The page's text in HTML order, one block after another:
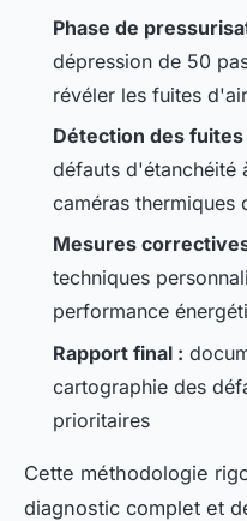
Phase de
dépression de 50
révéler les fuites d'air
Détection des fuites
défauts d'étanchéité
caméras thermiques
Mesures
techniques
performance
Rapport final :
cartographie des
prioritaires
Cette méthodologie
diagnostic complet et